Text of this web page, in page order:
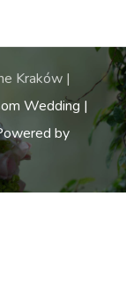
Kraków |
Wedding |
by